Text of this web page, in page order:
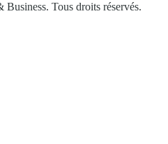
Tous droits réservés.